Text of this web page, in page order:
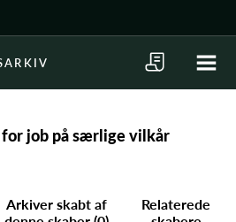
job på særlige vilkår
Arkiver skabt af
Relaterede